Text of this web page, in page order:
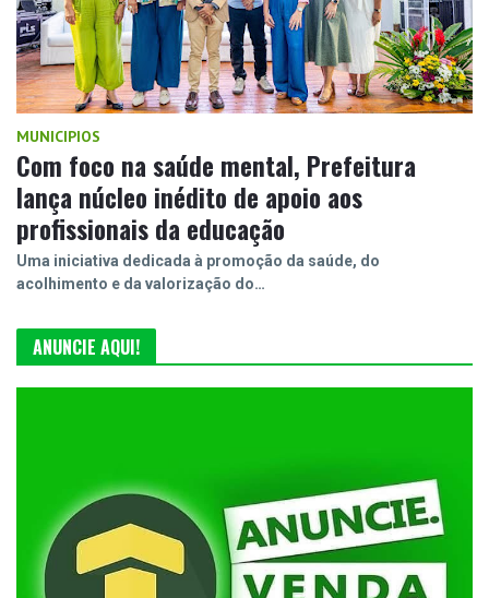
MUNICIPIOS
Com foco na saúde mental, Prefeitura
lança núcleo inédito de apoio aos
profissionais da educação
Uma iniciativa dedicada à promoção da saúde, do
acolhimento e da valorização do…
ANUNCIE AQUI!